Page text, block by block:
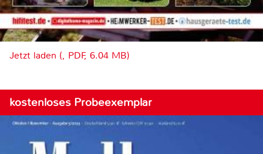
Jetzt laden (, PDF, 6.04 MB)
kostenloses Probeexemplar